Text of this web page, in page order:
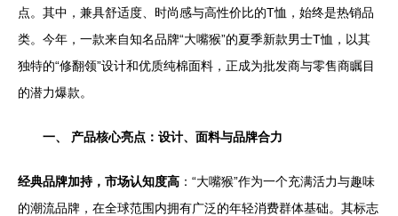
点。其中，兼具舒适度、时尚感与高性价比的T恤，始终是热销品
类。今年，一款来自知名品牌“大嘴猴”的夏季新款男士T恤，以其
独特的“修翻领”设计和优质纯棉面料，正成为批发商与零售商瞩目
的潜力爆款。
一、 产品核心亮点：设计、面料与品牌合力
经典品牌加持，市场认知度高 ：“大嘴猴”作为一个充满活力与趣味
的潮流品牌，在全球范围内拥有广泛的年轻消费群体基础。其标志